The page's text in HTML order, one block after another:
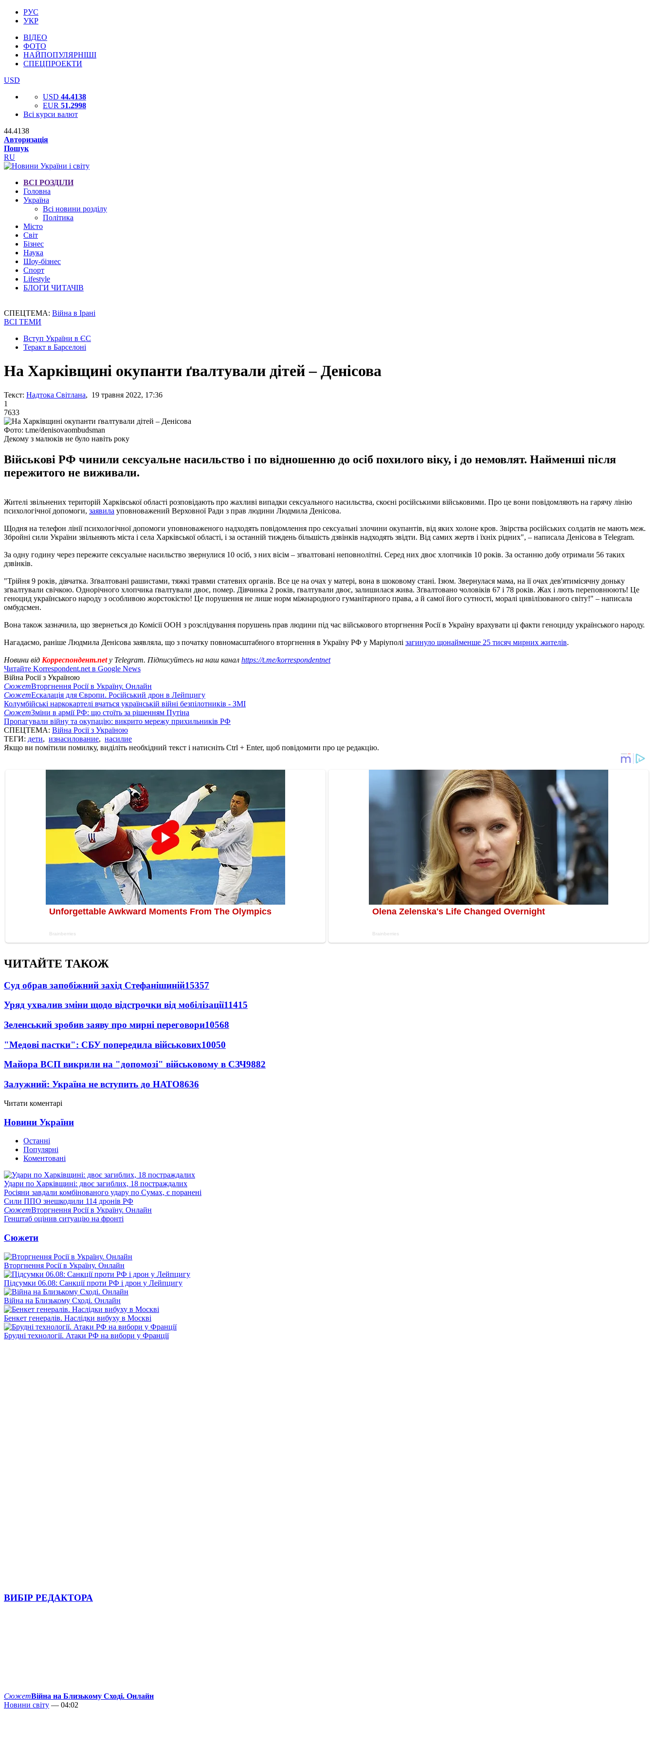
РУС
УКР
ВІДЕО
ФОТО
НАЙПОПУЛЯРНІШІ
СПЕЦПРОЕКТИ
USD
USD 44.4138
EUR 51.2998
Всі курси валют
44.4138
Авторизація
Пошук
RU
ВСІ РОЗДІЛИ
Головна
Україна
Всі новини розділу
Політика
Місто
Світ
Бізнес
Наука
Шоу-бізнес
Спорт
Lifestyle
БЛОГИ ЧИТАЧІВ
СПЕЦТЕМА: Війна в Ірані
ВСІ ТЕМИ
Вступ України в ЄС
Теракт в Барселоні
На Харківщині окупанти ґвалтували дітей – Денісова
Текст: Надтока Світлана, 19 травня 2022, 17:36
1
7633
Фото: t.me/denisovaombudsman
Декому з малюків не було навіть року
Військові РФ чинили сексуальне насильство і по відношенню до осіб похилого віку, і до немовлят. Найменші після
пережитого не виживали.
Жителі звільнених територій Харківської області розповідають про жахливі випадки сексуального насильства, скоєні російськими військовими. Про це вони повідомляють на гарячу лінію
психологічної допомоги, заявила уповноважений Верховної Ради з прав людини Людмила Денісова.
Щодня на телефон лінії психологічної допомоги уповноваженого надходять повідомлення про сексуальні злочини окупантів, від яких холоне кров. Звірства російських солдатів не мають меж.
Збройні сили України звільняють міста і села Харківської області, і за останній тиждень більшість дзвінків надходять звідти. Від самих жертв і їхніх рідних", – написала Денісова в Telegram.
За одну годину через пережите сексуальне насильство звернулися 10 осіб, з них вісім – зґвалтовані неповнолітні. Серед них двоє хлопчиків 10 років. За останню добу отримали 56 таких
дзвінків.
"Трійня 9 років, дівчатка. Зґвалтовані рашистами, тяжкі травми статевих органів. Все це на очах у матері, вона в шоковому стані. Ізюм. Звернулася мама, на її очах дев'ятимісячну доньку
зґвалтували свічкою. Однорічного хлопчика ґвалтували двоє, помер. Дівчинка 2 років, ґвалтували двоє, залишилася жива. Зґвалтовано чоловіків 67 і 78 років. Жах і лють переповнюють! Це
геноцид українського народу з особливою жорстокістю! Це порушення не лише норм міжнародного гуманітарного права, а й самої його сутності, моралі цивілізованого світу!" – написала
омбудсмен.
Вона також зазначила, що звернеться до Комісії ООН з розслідування порушень прав людини під час військового вторгнення Росії в Україну врахувати ці факти геноциду українського народу.
Нагадаємо, раніше Людмила Денісова заявляла, що з початку повномасштабного вторгнення в Україну РФ у Маріуполі загинуло щонайменше 25 тисяч мирних жителів.
Новини від Корреспондент.netу Telegram. Підписуйтесь на наш канал https://t.me/korrespondentnet
Читайте Korrespondent.net в Google News
Війна Росії з Україною
СюжетВторгнення Росії в Україну. Онлайн
СюжетЕскалація для Європи. Російський дрон в Лейпцигу
Колумбійські наркокартелі вчаться українській війні безпілотників - ЗМІ
СюжетЗміни в армії РФ: що стоїть за рішенням Путіна
Пропагували війну та окупацію: викрито мережу прихильників РФ
СПЕЦТЕМА: Війна Росії з Україною
ТЕГИ: дети, изнасилование, насилие
Якщо ви помітили помилку, виділіть необхідний текст і натисніть Ctrl + Enter, щоб повідомити про це редакцію.
ЧИТАЙТЕ ТАКОЖ
Суд обрав запобіжний захід Стефанішиній15357
Уряд ухвалив зміни щодо відстрочки від мобілізації11415
Зеленський зробив заяву про мирні переговори10568
"Медові пастки": СБУ попередила військових10050
Майора ВСП викрили на "допомозі" військовому в СЗЧ9882
Залужний: Україна не вступить до НАТО8636
Читати коментарі
Новини України
Останні
Популярні
Коментовані
Удари по Харківщині: двоє загиблих, 18 постраждалих
Росіяни завдали комбінованого удару по Сумах, є поранені
Сили ППО знешкодили 114 дронів РФ
СюжетВторгнення Росії в Україну. Онлайн
Генштаб оцінив ситуацію на фронті
Сюжети
Вторгнення Росії в Україну. Онлайн
Підсумки 06.08: Санкції проти РФ і дрон у Лейпцигу
Війна на Близькому Сході. Онлайн
Бенкет генералів. Наслідки вибуху в Москві
Брудні технології. Атаки РФ на вибори у Франції
ВИБІР РЕДАКТОРА
СюжетВійна на Близькому Сході. Онлайн
Новини світу — 04:02